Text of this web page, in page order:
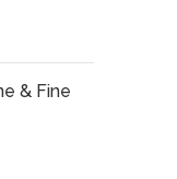
& Fine